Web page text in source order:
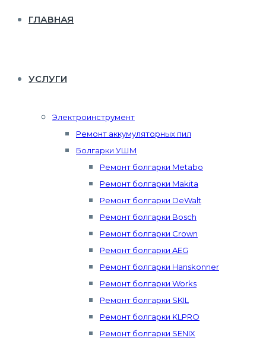
ГЛАВНАЯ
УСЛУГИ
Электроинструмент
Ремонт аккумуляторных пил
Болгарки УШМ
Ремонт болгарки Metabo
Ремонт болгарки Makita
Ремонт болгарки DeWalt
Ремонт болгарки Bosch
Ремонт болгарки Crown
Ремонт болгарки AEG
Ремонт болгарки Hanskonner
Ремонт болгарки Works
Ремонт болгарки SKIL
Ремонт болгарки KLPRO
Ремонт болгарки SENIX